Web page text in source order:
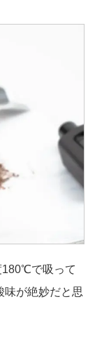
180℃で吸って
味が絶妙だと思